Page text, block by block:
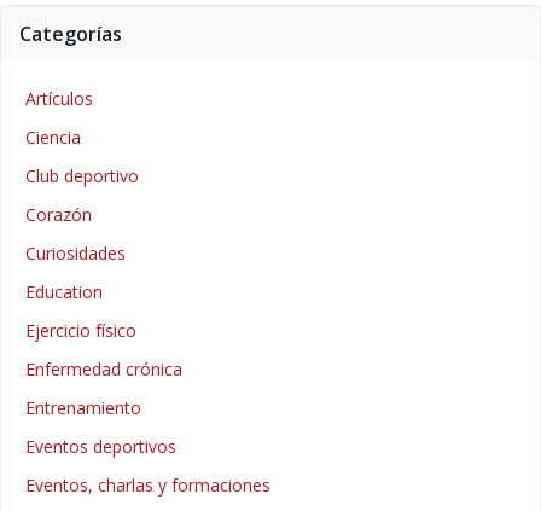
Categorías
Artículos
Ciencia
Club deportivo
Corazón
Curiosidades
Education
Ejercicio físico
Enfermedad crónica
Entrenamiento
Eventos deportivos
Eventos, charlas y formaciones